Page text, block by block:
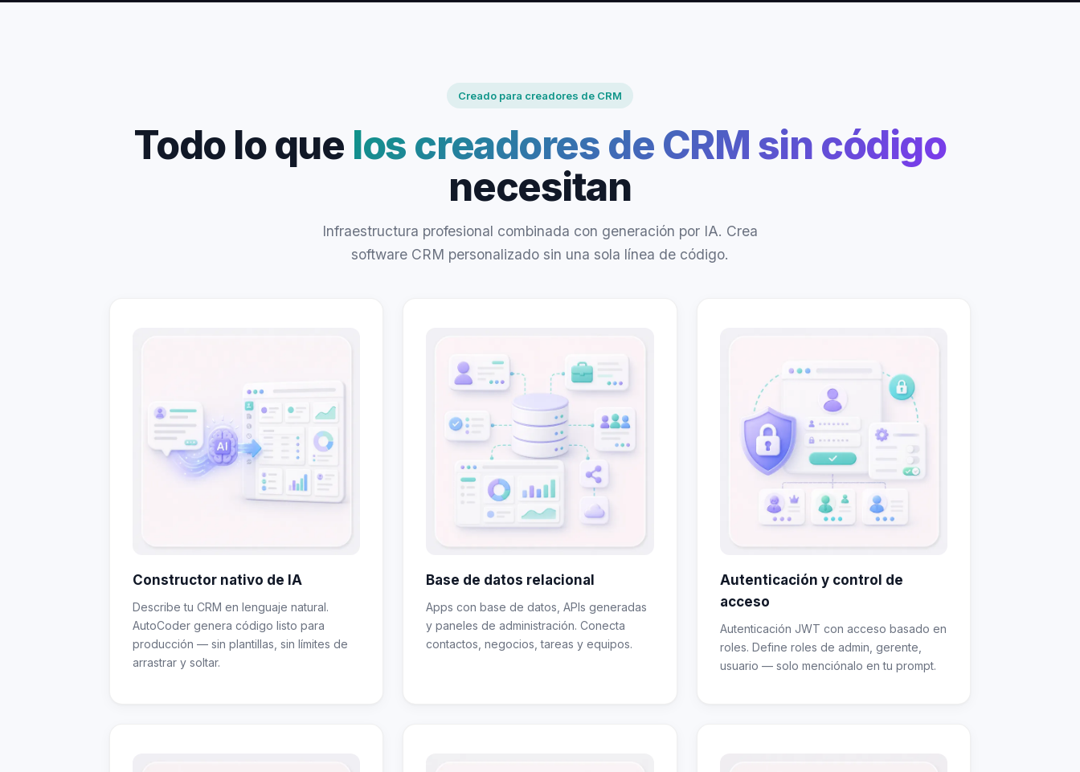
Creado para creadores de CRM
Todo lo que los creadores de CRM sin código
necesitan
Infraestructura profesional combinada con generación por IA. Crea
software CRM personalizado sin una sola línea de código.
Constructor nativo de IA
Describe tu CRM en lenguaje natural.
AutoCoder genera código listo para
producción — sin plantillas, sin límites de
arrastrar y soltar.
Base de datos relacional
Apps con base de datos, APIs generadas
y paneles de administración. Conecta
contactos, negocios, tareas y equipos.
Autenticación y control de
acceso
Autenticación JWT con acceso basado en
roles. Define roles de admin, gerente,
usuario — solo menciónalo en tu prompt.